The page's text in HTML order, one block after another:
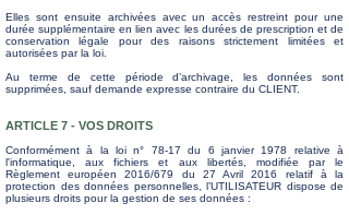
Elles sont ensuite archivées avec un accès restreint pour une
durée supplémentaire en lien avec les durées de prescription et de
conservation légale pour des raisons strictement limitées et
autorisées par la loi.
Au terme de cette période d’archivage, les données sont
supprimées, sauf demande expresse contraire du CLIENT.
ARTICLE 7 - VOS DROITS
Conformément à la loi n° 78-17 du 6 janvier 1978 relative à
l'informatique, aux fichiers et aux libertés, modifiée par le
Règlement européen 2016/679 du 27 Avril 2016 relatif à la
protection des données personnelles, l’UTILISATEUR dispose de
plusieurs droits pour la gestion de ses données :